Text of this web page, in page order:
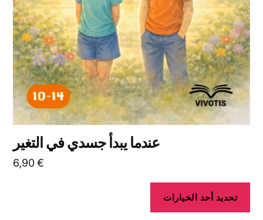
عندما يبدأ جسدي في التغير
6,90€
تحديد أحد الخيارات
يمكن
اختيار
الخيارات
على
صفحة
المنتج